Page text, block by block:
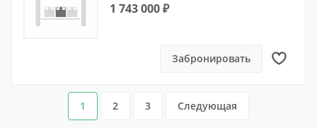
1 743 000 ₽
Забронировать
1 2 3 Следующая